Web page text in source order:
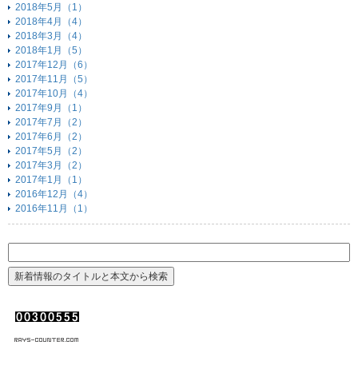
2018年5月（1）
2018年4月（4）
2018年3月（4）
2018年1月（5）
2017年12月（6）
2017年11月（5）
2017年10月（4）
2017年9月（1）
2017年7月（2）
2017年6月（2）
2017年5月（2）
2017年3月（2）
2017年1月（1）
2016年12月（4）
2016年11月（1）